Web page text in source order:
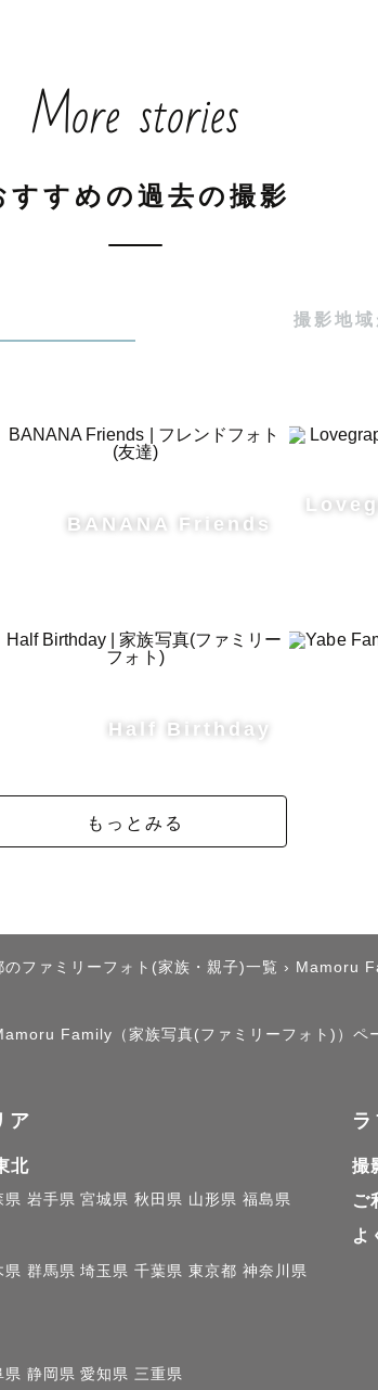
More stories
すすめの過去の撮影
撮影地域
BANANA Friends
Half Birthday
もっとみる
のファミリーフォト(家族・親子)一覧 › Mamoru
Family（家族写真(ファミリーフォト)）ペ
ア
北
県 岩手県 宮城県 秋田県 山形県 福島県
県 群馬県 埼玉県 千葉県 東京都 神奈川県
県 静岡県 愛知県 三重県
撮
ご
よ